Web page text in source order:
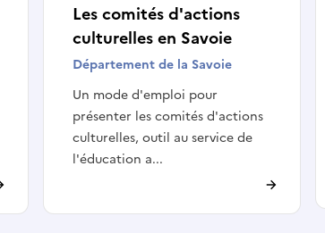
Les comités d'actions
culturelles en Savoie
Département de la Savoie
Un mode d'emploi pour
présenter les comités d'actions
culturelles, outil au service de
l'éducation a...